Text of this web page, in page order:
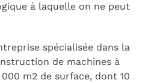
à laquelle on ne peut
spécialisée dans la
de machines à
000 m2 de surface, dont 10